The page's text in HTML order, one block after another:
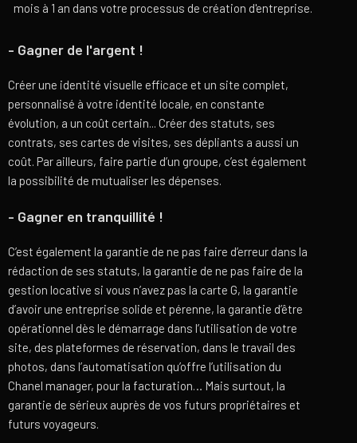
mois à 1 an dans votre processus de création d'entreprise.
- Gagner de l'argent !
Créer une identité visuelle efficace et un site complet,
personnalisé à votre identité locale, en constante
évolution, a un coût certain... Créer des statuts, ses
contrats, ses cartes de visites, ses dépliants a aussi un
coût. Par ailleurs, faire partie d’un groupe, c’est également
la possibilité de mutualiser les dépenses.
- Gagner en tranquillité !
C’est également la garantie de ne pas faire d’erreur dans la
rédaction de ses statuts, la garantie de ne pas faire de la
gestion locative si vous n’avez pas la carte G, la garantie
d’avoir une entreprise solide et pérenne, la garantie d’être
opérationnel dès le démarrage dans l’utilisation de votre
site, des plateformes de réservation, dans le travail des
photos, dans l’automatisation qu’offre l’utilisation du
Chanel manager, pour la facturation… Mais surtout, la
garantie de sérieux auprès de vos futurs propriétaires et
futurs voyageurs.